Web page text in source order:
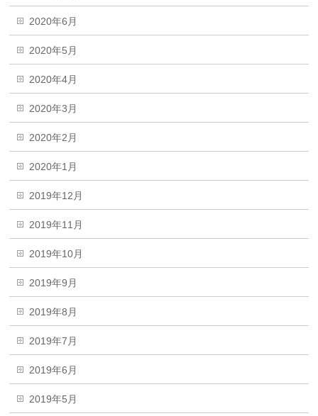
2020年6月
2020年5月
2020年4月
2020年3月
2020年2月
2020年1月
2019年12月
2019年11月
2019年10月
2019年9月
2019年8月
2019年7月
2019年6月
2019年5月